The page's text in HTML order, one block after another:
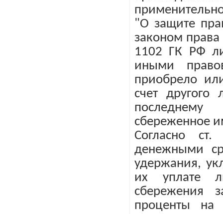
"О защите
законом права
1102 ГК РФ
иными
приобрело
счет другого
последнему
сбереженное
Согласно
денежными
удержания,
их уплате
сбережения
проценты на